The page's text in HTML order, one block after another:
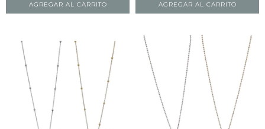
AGREGAR AL CARRITO AGREGAR AL CARRITO